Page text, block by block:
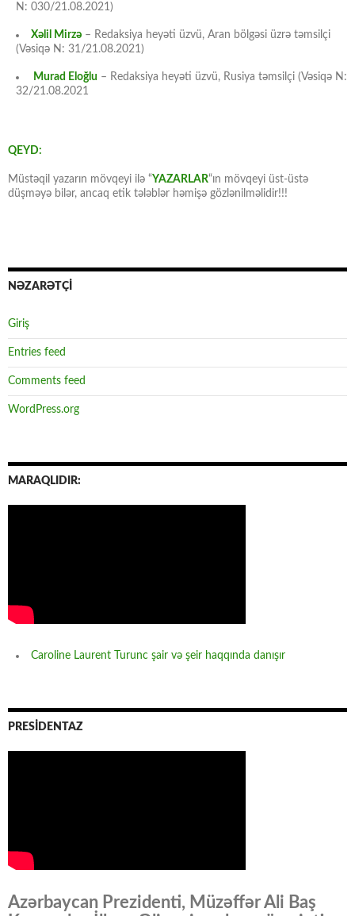
N: 030/21.08.2021)
Xəlil Mirzə – Redaksiya heyəti üzvü, Aran bölgəsi üzrə təmsilçi
(Vəsiqə N: 31/21.08.2021)
Murad Eloğlu – Redaksiya heyəti üzvü, Rusiya təmsilçi (Vəsiqə N:
32/21.08.2021
QEYD:
Müstəqil yazarın mövqeyi ilə “YAZARLAR“ın mövqeyi üst-üstə
düşməyə bilər, ancaq etik tələblər həmişə gözlənilməlidir!!!
NƏZARƏTÇİ
Giriş
Entries feed
Comments feed
WordPress.org
MARAQLIDIR:
Caroline Laurent Turunc şair və şeir haqqında danışır
PRESİDENTAZ
Azərbaycan Prezidenti, Müzəffər Ali Baş